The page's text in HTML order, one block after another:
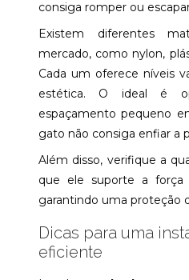
consiga romper ou
Existem diferentes
mercado, como nylon,
Cada um oferece níveis
estética. O ideal é
espaçamento pequeno
gato não consiga enfiar a
Além disso, verifique a
que ele suporte a força
garantindo uma proteção
Dicas para uma
eficiente